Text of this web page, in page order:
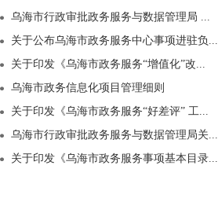
乌海市行政审批政务服务与数据管理局 ...
关于公布乌海市政务服务中心事项进驻负...
关于印发《乌海市政务服务“增值化”改...
乌海市政务信息化项目管理细则
关于印发《乌海市政务服务“好差评” 工...
乌海市行政审批政务服务与数据管理局关...
关于印发《乌海市政务服务事项基本目录...